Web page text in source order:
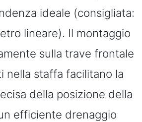
ideale (consigliata:
lineare). Il montaggio
sulla trave frontale
nella staffa facilitano la
della posizione della
efficiente drenaggio